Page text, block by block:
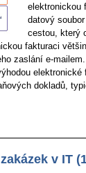
elektronickou
datový
cestou, který
fakturaci
zaslání e-
elektronické
dokladů,
v IT